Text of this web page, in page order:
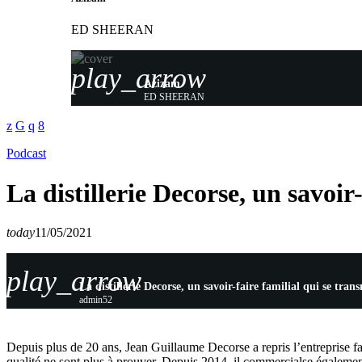
ED SHEERAN
play_arrow
Azizam
ED SHEERAN
Podcast
La distillerie Decorse, un
today11/05/2021
play_arrowLa distillerie Decorse, un savoir-faire familial qui se
admin52
Depuis plus de 20 ans, Jean Guillaume Decorse a repris